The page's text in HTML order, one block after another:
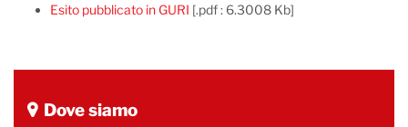
Esito pubblicato in GURI [.pdf : 6.3008 Kb]
Dove siamo